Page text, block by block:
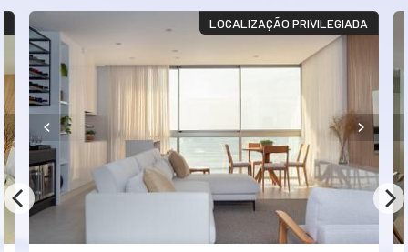
LOCALIZAÇÃO PRIVILEGIADA